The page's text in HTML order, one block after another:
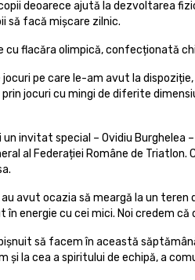
deoarece ajută la dezvoltarea
să facă mișcare zilnic.
flacăra olimpică, confecționată
pe care le-am avut la
jocuri cu mingi de diferite
un invitat special – Ovidiu
al Federației Române de
avut ocazia să meargă la un teren
energie cu cei mici. Noi credem că
să facem în această
și la cea a spiritului de echipă, a